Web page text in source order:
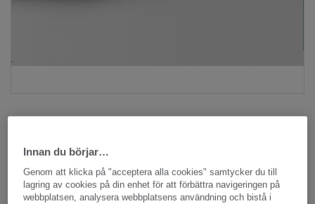
Hela kollektionen - LRV och NCS (1355)
Innan du börjar…
Genom att klicka på "acceptera alla cookies" samtycker du till
lagring av cookies på din enhet för att förbättra navigeringen på
webbplatsen, analysera webbplatsens användning och bistå i